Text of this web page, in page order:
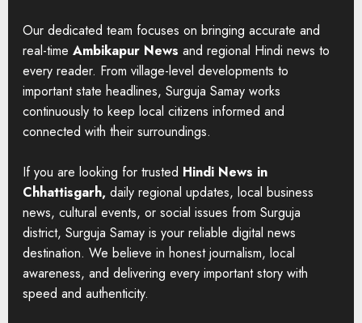
Our dedicated team focuses on bringing accurate and
real-time Ambikapur News and regional Hindi news to
every reader. From village-level developments to
important state headlines, Surguja Samay works
continuously to keep local citizens informed and
connected with their surroundings.
If you are looking for trusted Hindi News in
Chhattisgarh, daily regional updates, local business
news, cultural events, or social issues from Surguja
district, Surguja Samay is your reliable digital news
destination. We believe in honest journalism, local
awareness, and delivering every important story with
speed and authenticity.